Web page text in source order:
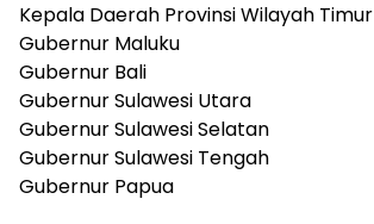
Kepala Daerah Provinsi Wilayah Timur
Gubernur Maluku
Gubernur Bali
Gubernur Sulawesi Utara
Gubernur Sulawesi Selatan
Gubernur Sulawesi Tengah
Gubernur Papua